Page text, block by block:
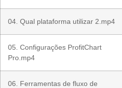
04. Qual plataforma utilizar 2.mp4
05. Configurações ProfitChart
Pro.mp4
06. Ferramentas de fluxo de